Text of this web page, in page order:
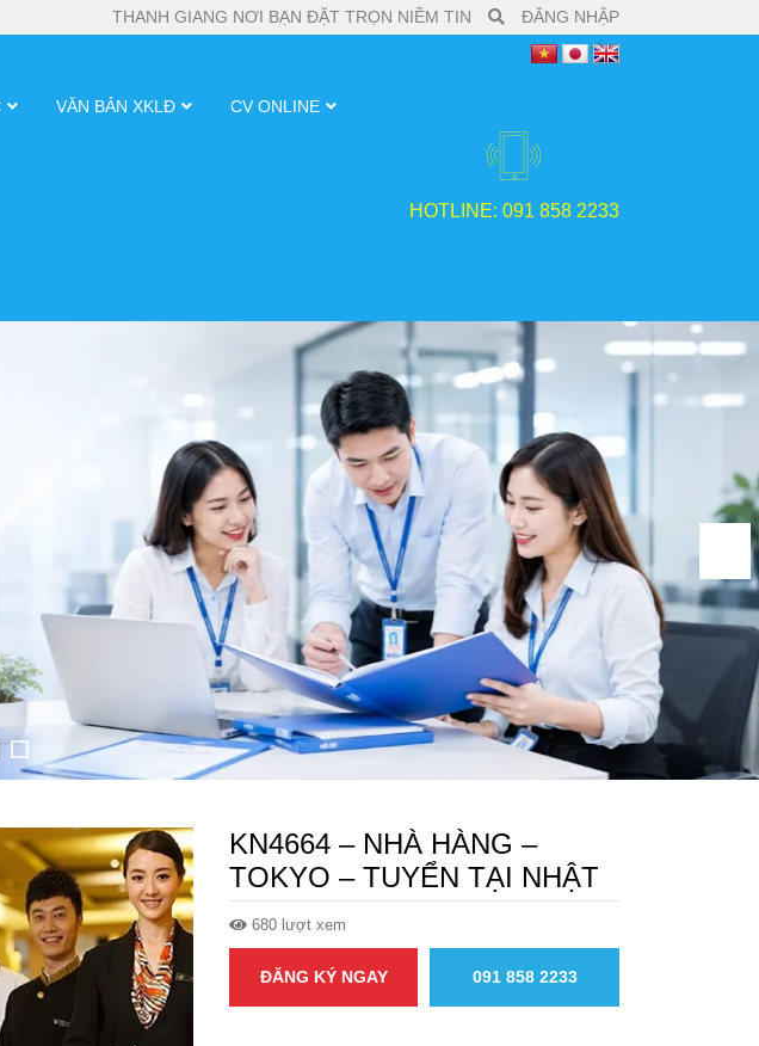
THANH GIANG NƠI BẠN ĐẶT TRỌN NIỀM TIN ĐĂNG NHẬP
VĂN BẢN XKLĐ CV ONLINE
HOTLINE: 091 858 2233
KN4664 – NHÀ HÀNG –
TOKYO – TUYỂN TẠI NHẬT
680 lượt xem
ĐĂNG KÝ NGAY 091 858 2233